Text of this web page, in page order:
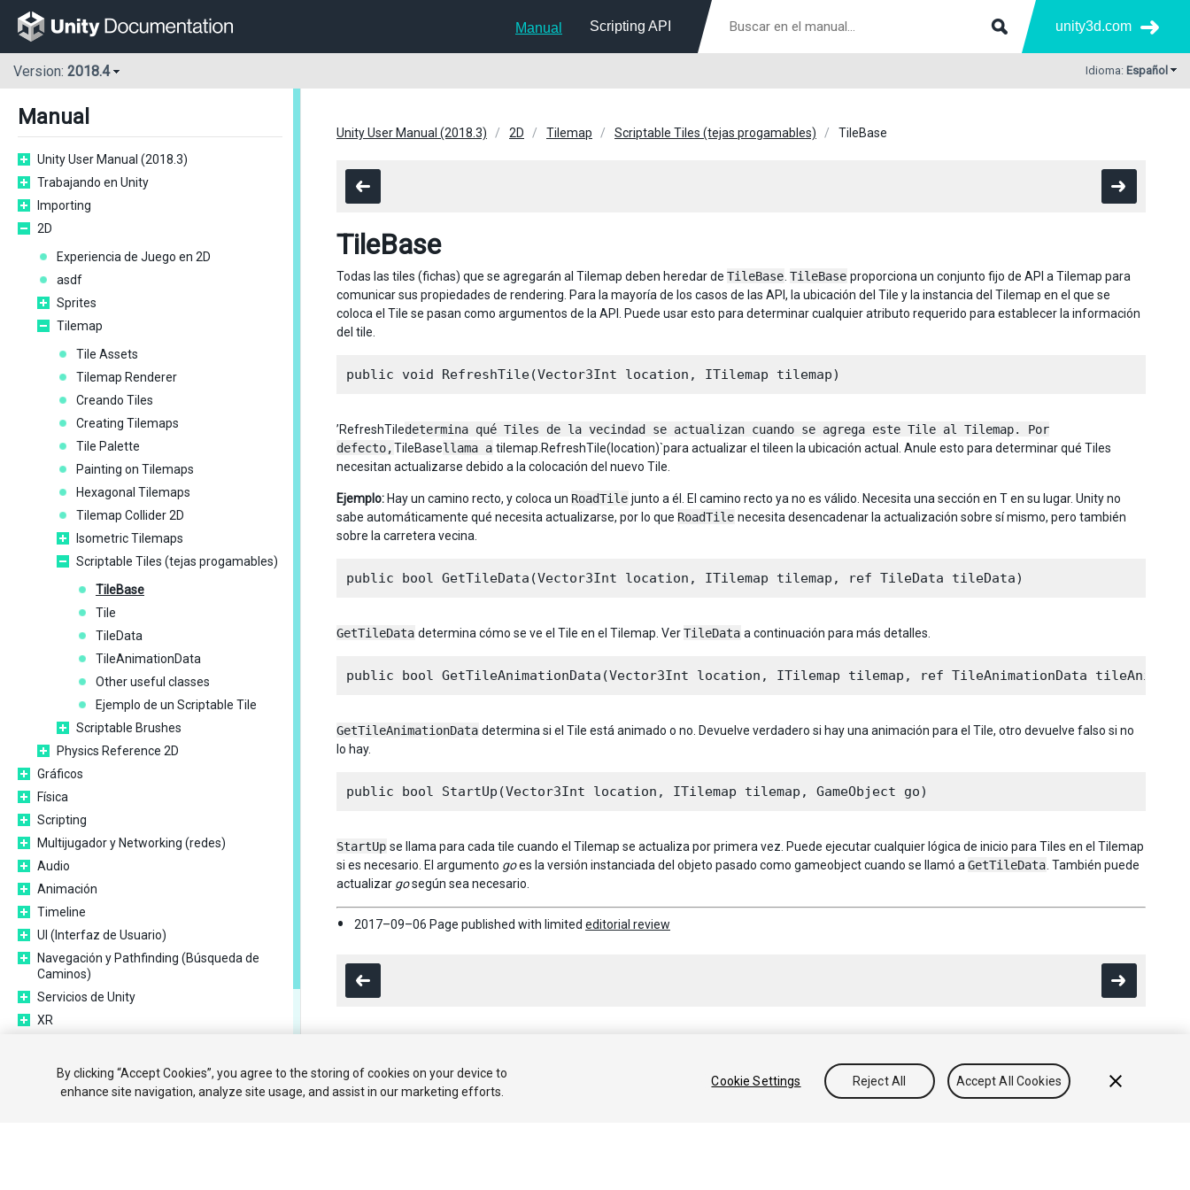
Manual Scripting API unity3d.com
Version: 2018.4 Idioma: Español
Manual
Unity User Manual (2018.3)
Trabajando en Unity
Importing
2D
Experiencia de Juego en 2D
asdf
Sprites
Tilemap
Tile Assets
Tilemap Renderer
Creando Tiles
Creating Tilemaps
Tile Palette
Painting on Tilemaps
Hexagonal Tilemaps
Tilemap Collider 2D
Isometric Tilemaps
Scriptable Tiles (tejas progamables)
TileBase
Tile
TileData
TileAnimationData
Other useful classes
Ejemplo de un Scriptable Tile
Scriptable Brushes
Physics Reference 2D
Gráficos
Física
Scripting
Multijugador y Networking (redes)
Audio
Animación
Timeline
UI (Interfaz de Usuario)
Navegación y Pathfinding (Búsqueda de
Caminos)
Servicios de Unity
XR
Publicando en la Asset Store
Indicaciones Específicas de Plataforma
Unity User Manual (2018.3) 2D Tilemap Scriptable Tiles (tejas progamables) TileBase
TileBase
Todas las tiles (fichas) que se agregarán al Tilemap deben heredar de TileBase TileBase proporciona un conjunto fijo de API a Tilemap para
comunicar sus propiedades de rendering. Para la mayoría de los casos de las API, la ubicación del Tile y la instancia del Tilemap en el que se
coloca el Tile se pasan como argumentos de la API. Puede usar esto para determinar cualquier atributo requerido para establecer la información
del tile.
’RefreshTiledetermina qué Tiles de la vecindad se actualizan cuando se agrega este Tile al Tilemap. Por
defecto,TileBasellama a tilemap.RefreshTile(location)`para actualizar el tileen la ubicación actual. Anule esto para determinar qué Tiles
necesitan actualizarse debido a la colocación del nuevo Tile.
Ejemplo: Hay un camino recto, y coloca un RoadTile junto a él. El camino recto ya no es válido. Necesita una sección en T en su lugar. Unity no
sabe automáticamente qué necesita actualizarse, por lo que RoadTile necesita desencadenar la actualización sobre sí mismo, pero también
sobre la carretera vecina.
GetTileData determina cómo se ve el Tile en el Tilemap. VerTileData a continuación para más detalles.
GetTileAnimationData determina si el Tile está animado o no. Devuelve verdadero si hay una animación para el Tile, otro devuelve falso si no
lo hay.
StartUp se llama para cada tile cuando el Tilemap se actualiza por primera vez. Puede ejecutar cualquier lógica de inicio para Tiles en el Tilemap
si es necesario. El argumento goes la versión instanciada del objeto pasado como gameobject cuando se llamó a GetTileData . También puede
actualizar gosegún sea necesario.
2017–09–06 Page published with limited editorial review
Copyright © 2019 Unity Technologies. Publication 2018.4
By clicking “Accept Cookies”, you agree to the storing of cookies on your device to
enhance site navigation, analyze site usage, and assist in our marketing efforts.
Cookie Settings Reject All Accept All Cookies